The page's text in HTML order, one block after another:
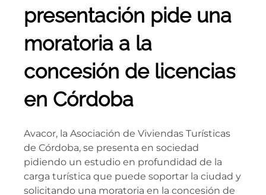
presentación pide una
moratoria a la
concesión de licencias
en Córdoba
Avacor, la Asociación de Viviendas Turísticas
de Córdoba, se presenta en sociedad
pidiendo un estudio en profundidad de la
carga turística que puede soportar la ciudad y
solicitando una moratoria en la concesión de